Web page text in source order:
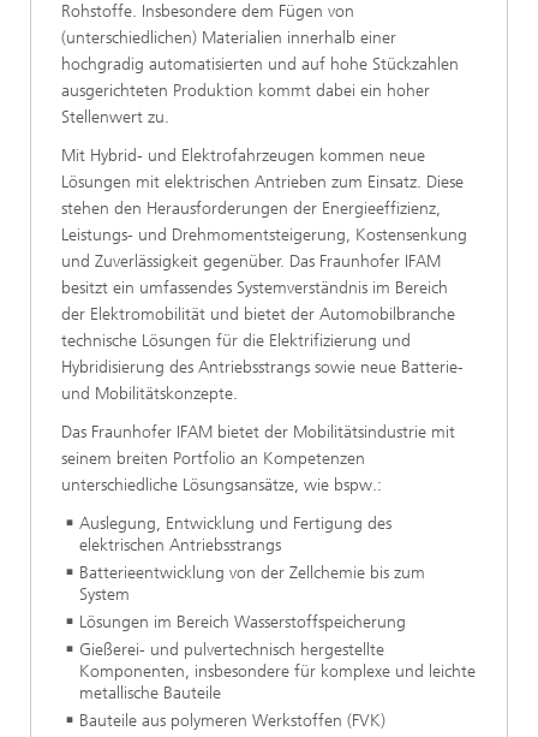
Rohstoffe. Insbesondere dem Fügen von
(unterschiedlichen) Materialien innerhalb einer
hochgradig automatisierten und auf hohe Stückzahlen
ausgerichteten Produktion kommt dabei ein hoher
Stellenwert zu.
Mit Hybrid- und Elektrofahrzeugen kommen neue
Lösungen mit elektrischen Antrieben zum Einsatz. Diese
stehen den Herausforderungen der Energieeffizienz,
Leistungs- und Drehmomentsteigerung, Kostensenkung
und Zuverlässigkeit gegenüber. Das Fraunhofer IFAM
besitzt ein umfassendes Systemverständnis im Bereich
der Elektromobilität und bietet der Automobilbranche
technische Lösungen für die Elektrifizierung und
Hybridisierung des Antriebsstrangs sowie neue Batterie-
und Mobilitätskonzepte.
Das Fraunhofer IFAM bietet der Mobilitätsindustrie mit
seinem breiten Portfolio an Kompetenzen
unterschiedliche Lösungsansätze, wie bspw.:
Auslegung, Entwicklung und Fertigung des
elektrischen Antriebsstrangs
Batterieentwicklung von der Zellchemie bis zum
System
Lösungen im Bereich Wasserstoffspeicherung
Gießerei- und pulvertechnisch hergestellte
Komponenten, insbesondere für komplexe und leichte
metallische Bauteile
Bauteile aus polymeren Werkstoffen (FVK)